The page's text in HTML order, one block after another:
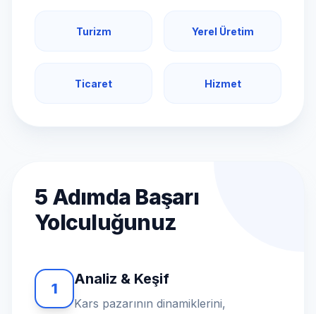
Turizm Yerel Üretim
Ticaret Hizmet
5 Adımda Başarı
Yolculuğunuz
1
Analiz & Keşif
Kars pazarının dinamiklerini,